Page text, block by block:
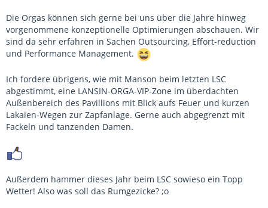
Die Orgas können sich gerne bei uns über die Jahre hinweg
vorgenommene konzeptionelle Optimierungen abschauen. Wir
sind da sehr erfahren in Sachen Outsourcing, Effort-reduction
und Performance Management.
Ich fordere übrigens, wie mit Manson beim letzten LSC
abgestimmt, eine LANSIN-ORGA-VIP-Zone im überdachten
Außenbereich des Pavillions mit Blick aufs Feuer und kurzen
Lakaien-Wegen zur Zapfanlage. Gerne auch abgegrenzt mit
Fackeln und tanzenden Damen.
Außerdem hammer dieses Jahr beim LSC sowieso ein Topp
Wetter! Also was soll das Rumgezicke? ;o